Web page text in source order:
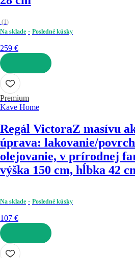
(1)
Na sklade
Posledné kúsky
259 €
DO KOŠÍKA
Premium
Kave Home
Regál VictoraZ masívu
úprava: lakovanie/
olejovanie, v prírodnej
výška 150 cm, hĺbka 42
Na sklade Posledné kúsky
107 €
DO KOŠÍKA